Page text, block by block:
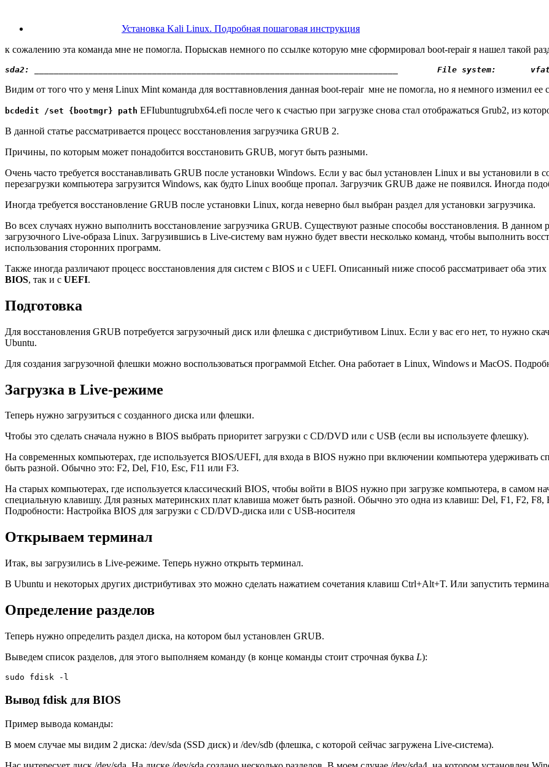
Установка Kali Linux. Подробная пошаговая инструкция
к сожалению эта команда мне не помогла. Порыскав немного по ссылке которую мне сформировал boot-repair я нашел такой
sda2: __________________________________________________________________________        File system:
Видим от того что у меня Linux Mint команда для восттавновления данная boot-repair мне не помогла, но я немного изменил
bcdedit /set { bootmgr} path EFIubuntugrubx64.efi после чего к счастью при загрузке снова стал отображаться Grub2, из
В данной статье рассматривается процесс восстановления загрузчика GRUB 2.
Причины, по которым может понадобится восстановить GRUB, могут быть разными.
Очень часто требуется восстанавливать GRUB после установки Windows. Если у вас был установлен Linux и вы установили в
перезагрузки компьютера загрузится Windows, как будто Linux вообще пропал. Загрузчик GRUB даже не появился. Иногда
Иногда требуется восстановление GRUB после установки Linux, когда неверно был выбран раздел для установки загрузчика.
Во всех случаях нужно выполнить восстановление загрузчика GRUB. Существуют разные способы восстановления. В данном
загрузочного Live-образа Linux. Загрузившись в Live-систему вам нужно будет ввести несколько команд, чтобы выполнить
использования сторонних программ.
Также иногда различают процесс восстановления для систем с BIOS и с UEFI. Описанный ниже способ рассматривает оба
BIOS, так и с UEFI.
Подготовка
Для восстановления GRUB потребуется загрузочный диск или флешка с дистрибутивом Linux. Если у вас его нет, то нужно
Ubuntu.
Для создания загрузочной флешки можно воспользоваться программой Etcher. Она работает в Linux, Windows и MacOS.
Загрузка в Live-режиме
Теперь нужно загрузиться с созданного диска или флешки.
Чтобы это сделать сначала нужно в BIOS выбрать приоритет загрузки с CD/DVD или с USB (если вы используете флешку).
На современных компьютерах, где используется BIOS/UEFI, для входа в BIOS нужно при включении компьютера удерживать
быть разной. Обычно это: F2, Del, F10, Esc, F11 или F3.
На старых компьютерах, где используется классический BIOS, чтобы войти в BIOS нужно при загрузке компьютера, в самом
специальную клавишу. Для разных материнских плат клавиша может быть разной. Обычно это одна из клавиш: Del, F1, F2, F8,
Подробности: Настройка BIOS для загрузки с CD/DVD-диска или с USB-носителя
Открываем терминал
Итак, вы загрузились в Live-режиме. Теперь нужно открыть терминал.
В Ubuntu и некоторых других дистрибутивах это можно сделать нажатием сочетания клавиш Ctrl+Alt+T. Или запустить
Определение разделов
Теперь нужно определить раздел диска, на котором был установлен GRUB.
Выведем список разделов, для этого выполняем команду (в конце команды стоит строчная буква L):
sudo fdisk -l
Вывод fdisk для BIOS
Пример вывода команды:
В моем случае мы видим 2 диска: /dev/sda (SSD диск) и /dev/sdb (флешка, с которой сейчас загружена Live-система).